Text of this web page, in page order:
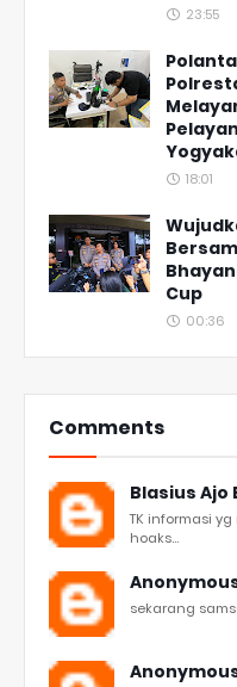
23:55
18:01
Cup
00:36
Comments
Blasius Ajo
TK informasi
hoaks...
sekarang